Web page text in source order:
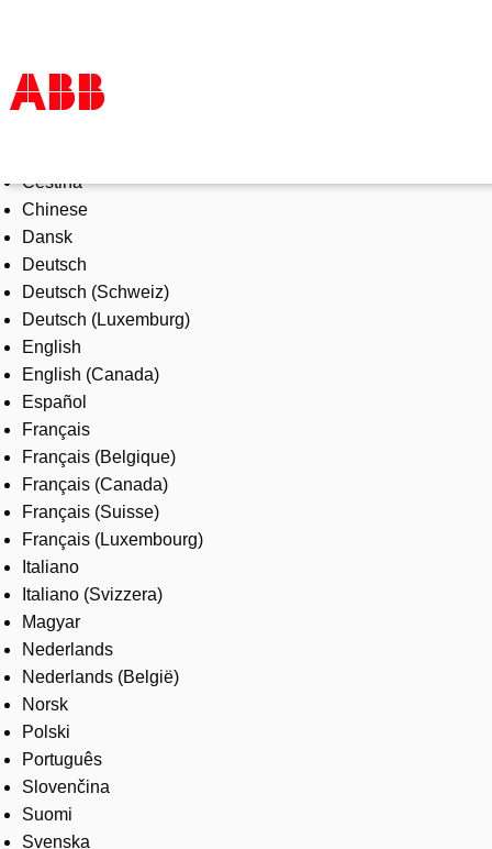
Products & Solutions
Industries
Services
About us
Where to buy
Contact us
Careers
Čeština
Chinese
Dansk
Deutsch
Deutsch (Schweiz)
Deutsch (Luxemburg)
English
English (Canada)
Español
Français
Français (Belgique)
Français (Canada)
Français (Suisse)
Français (Luxembourg)
Italiano
Italiano (Svizzera)
Magyar
Nederlands
Nederlands (België)
Norsk
Polski
Português
Slovenčina
Suomi
Svenska